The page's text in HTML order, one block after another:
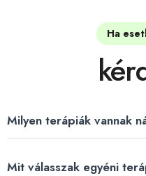
Ha
Milyen terápiák vannak
Mit válasszak egyéni